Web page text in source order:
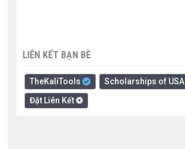
LIÊN KẾT BẠN BÈ
TheKaliTools
Scholarships of USA
Đặt Liên Kết